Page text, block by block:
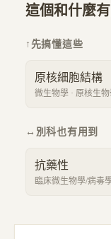
這個和什麼
↑ 先搞懂這些
原核細胞結構
微生物學 · 原核生
↔ 別科也有用到
抗藥性
臨床微生物學/病毒